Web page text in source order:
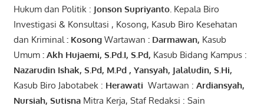
Hukum dan Politik : Jonson Supriyanto. Kepala Biro
Investigasi & Konsultasi , Kosong, Kasub Biro Kesehatan
dan Kriminal : KosongWartawan : Darmawan, Kasub
Umum : Akh Hujaemi, S.Pd.I, S.Pd, Kasub Bidang Kampus :
Nazarudin Ishak, S.Pd, M.Pd, Yansyah, Jalaludin, S.Hi,
Kasub Biro Jabotabek : Herawati Wartawan : Ardiansyah,
Nursiah, SutisnaMitra Kerja, Staf Redaksi : Sain